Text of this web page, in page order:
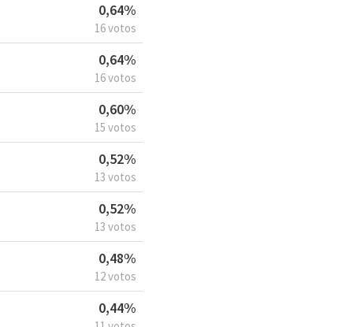
0,64%
16 votos
0,64%
16 votos
0,60%
15 votos
0,52%
13 votos
0,52%
13 votos
0,48%
12 votos
0,44%